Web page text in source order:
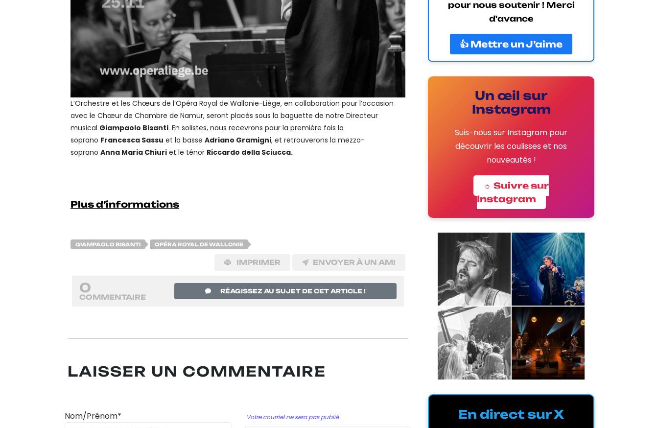
L’Orchestre et les Chœurs de l’Opéra Royal de Wallonie-Liège, en collaboration pour l’occasion
avec le Chœur de Chambre de Namur, seront placés sous la baguette de notre Directeur
musical Giampaolo Bisanti. En solistes, nous recevrons pour la première fois la
soprano Francesca Sassu et la basse Adriano Gramigni, et retrouverons la mezzo-
soprano Anna Maria Chiuri et le ténor Riccardo della Sciucca.
Plus d’informations
GIAMPAOLO BISANTI OPÉRA ROYAL DE WALLONIE
IMPRIMER ENVOYER À UN AMI
0
COMMENTAIRE
RÉAGISSEZ AU SUJET DE CET ARTICLE !
LAISSER UN COMMENTAIRE
Nom/Prénom* Votre courriel ne sera pas publié
pour nous soutenir ! Merci
d'avance
👍 Mettre un J’aime
Un œil sur
Instagram
Suis-nous sur Instagram pour
découvrir les coulisses et nos
nouveautés !
☼ Suivre sur
Instagram
En direct sur X